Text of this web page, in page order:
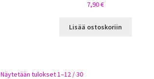
7,90€
Lisää ostoskoriin
Näytetään tulokset 1–12 / 30Sorted